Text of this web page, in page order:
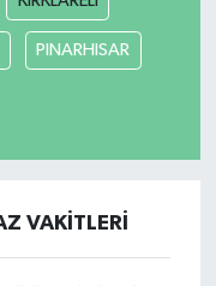
PINARHISAR
VAKITLERI